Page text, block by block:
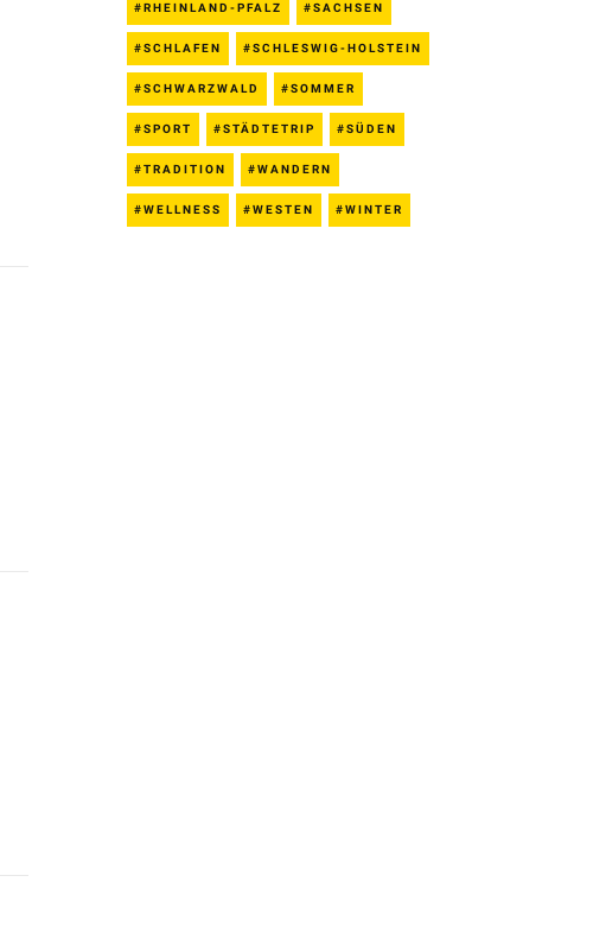
RHEINLAND-PFALZ SACHSEN
SCHLAFEN SCHLESWIG-HOLSTEIN
SCHWARZWALD SOMMER
SPORT STÄDTETRIP SÜDEN
TRADITION WANDERN
WELLNESS WESTEN WINTER